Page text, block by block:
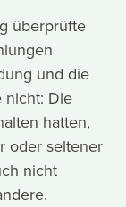
überprüfte
und die
nicht: Die
hatten,
oder seltener
nicht